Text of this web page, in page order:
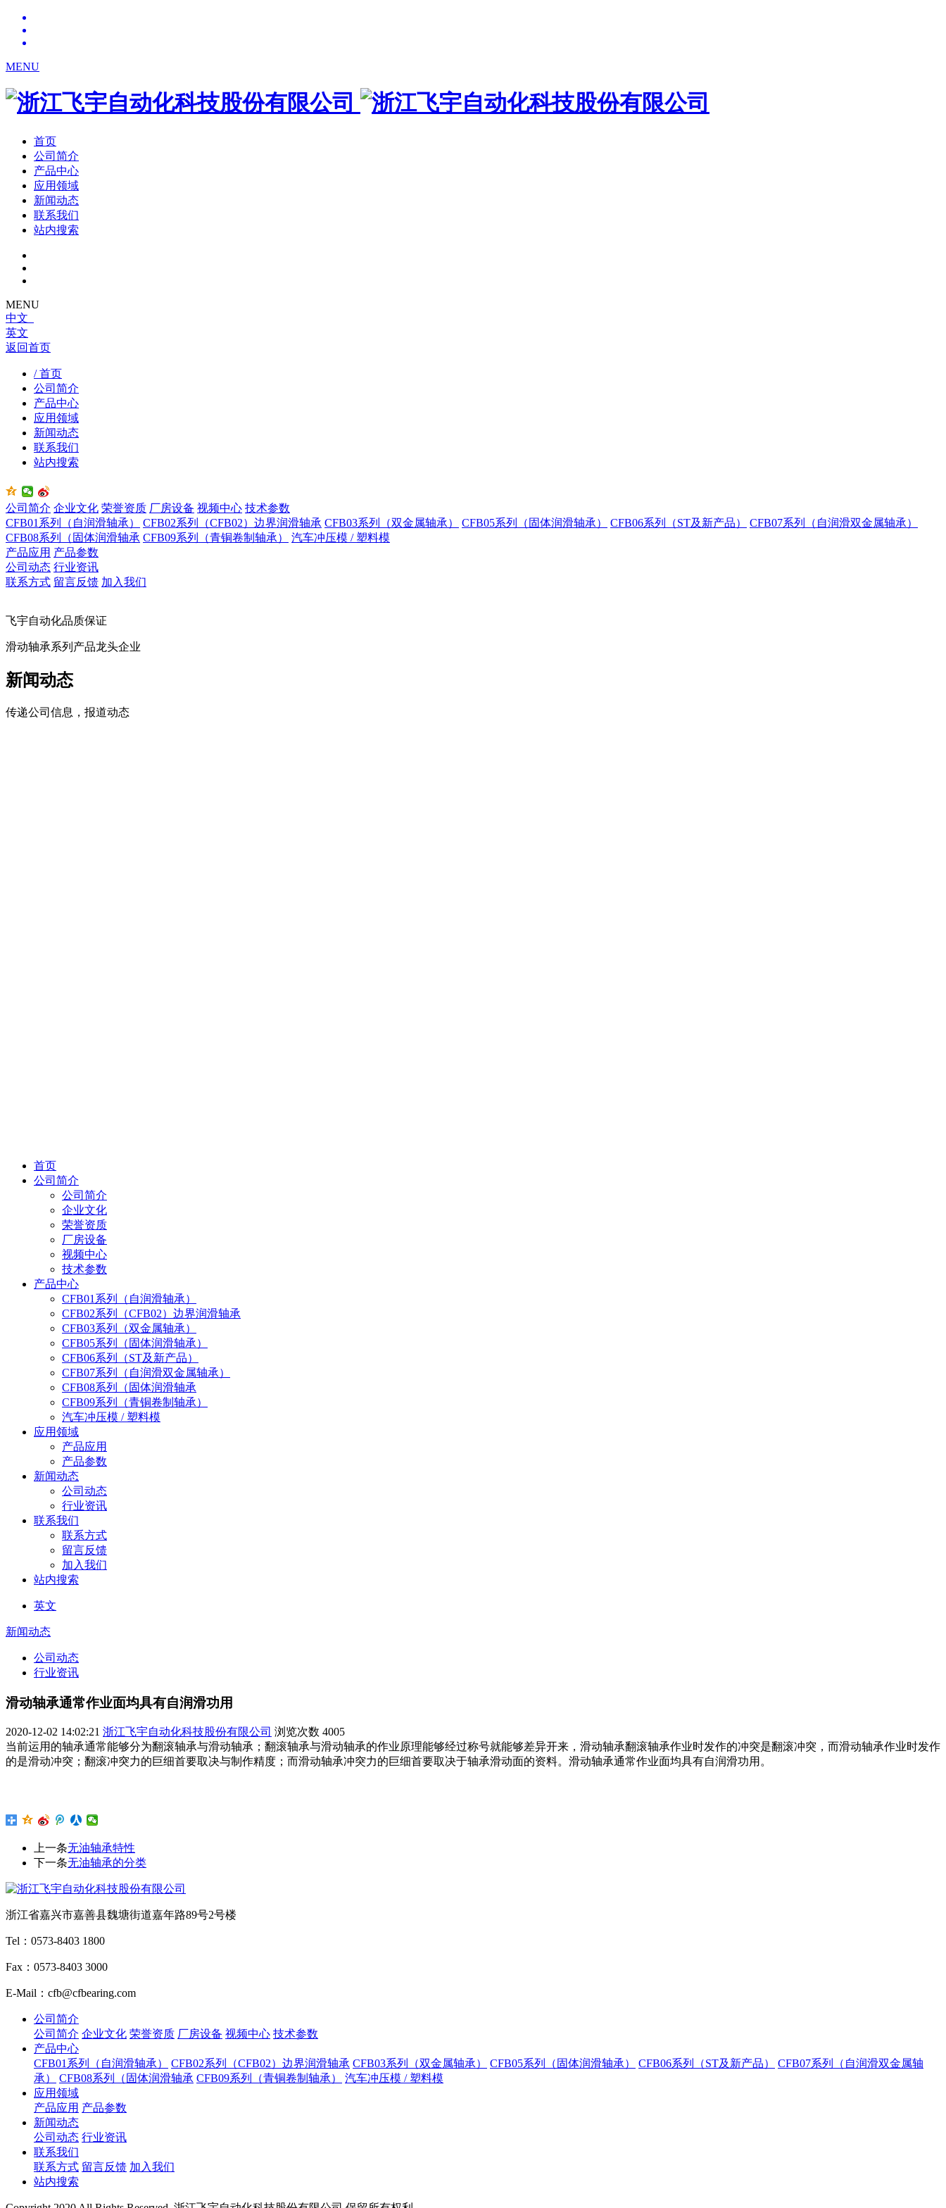
MENU
首页
公司简介
产品中心
应用领域
新闻动态
联系我们
站内搜索
MENU
中文
英文
返回首页
/ 首页
公司简介
产品中心
应用领域
新闻动态
联系我们
站内搜索
公司简介 企业文化 荣誉资质 厂房设备 视频中心 技术参数
CFB01系列（自润滑轴承）
CFB02系列（CFB02）边界润滑轴承 CFB03系列（双金属轴承） CFB05系列（固体润滑轴承） CFB06系列（ST及新产品）
CFB07系列（自润滑双金属轴承）
CFB08系列（固体润滑轴承 CFB09系列（青铜卷制轴承）
汽车冲压模 / 塑料模
产品应用 产品参数
公司动态 行业资讯
联系方式 留言反馈 加入我们
飞宇自动化品质保证
滑动轴承系列产品龙头企业
新闻动态
传递公司信息，报道动态
首页
公司简介
公司简介
企业文化
荣誉资质
厂房设备
视频中心
技术参数
产品中心
CFB01系列（自润滑轴承）
CFB02系列（CFB02）边界润滑轴承
CFB03系列（双金属轴承）
CFB05系列（固体润滑轴承）
CFB06系列（ST及新产品）
CFB07系列（自润滑双金属轴承）
CFB08系列（固体润滑轴承
CFB09系列（青铜卷制轴承）
汽车冲压模 / 塑料模
应用领域
产品应用
产品参数
新闻动态
公司动态
行业资讯
联系我们
联系方式
留言反馈
加入我们
站内搜索
英文
新闻动态
公司动态
行业资讯
滑动轴承通常作业面均具有自润滑功用
2020-12-02 14:02:21 浙江飞宇自动化科技股份有限公司 浏览次数 4005
当前运用的轴承通常能够分为翻滚轴承与滑动轴承；翻滚轴承与滑动轴承的作业原理能够经过称号就能够差异开来，滑动轴承翻滚轴承作业时发作的冲突是翻滚冲突，而滑动轴承作业时发作
的是滑动冲突；翻滚冲突力的巨细首要取决与制作精度；而滑动轴承冲突力的巨细首要取决于轴承滑动面的资料。滑动轴承通常作业面均具有自润滑功用。
上一条无油轴承特性
下一条无油轴承的分类
浙江省嘉兴市嘉善县魏塘街道嘉年路89号2号楼
Tel：0573-8403 1800
Fax：0573-8403 3000
E-Mail：cfb@cfbearing.com
公司简介
公司简介 企业文化 荣誉资质 厂房设备 视频中心 技术参数
产品中心
CFB01系列（自润滑轴承）
CFB02系列（CFB02）边界润滑轴承 CFB03系列（双金属轴承） CFB05系列（固体润滑轴承） CFB06系列（ST及新产品）
CFB07系列（自润滑双金属轴
承）
CFB08系列（固体润滑轴承 CFB09系列（青铜卷制轴承）
汽车冲压模 / 塑料模
应用领域
产品应用 产品参数
新闻动态
公司动态 行业资讯
联系我们
联系方式 留言反馈 加入我们
站内搜索